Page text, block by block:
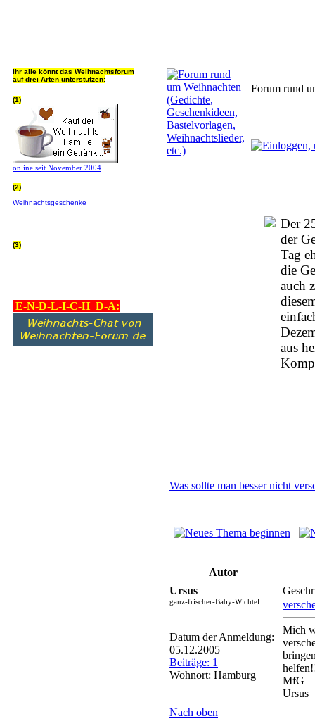
Ihr alle könnt das Weihnachtsforum
auf drei Arten unterstützen:
(1)
online seit November 2004
(2)
Weihnachtsgeschenke
(3)
E-N-D-L-I-C-H D-A:
Forum rund
Der
der
Tag
die
auch
aus
Was sollte man besser nicht
Autor
Ursus
ganz-frischer-Baby-Wichtel
Datum der Anmeldung:
05.12.2005
Beiträge: 1
Wohnort: Hamburg
Mich
MfG
Ursus
Nach oben